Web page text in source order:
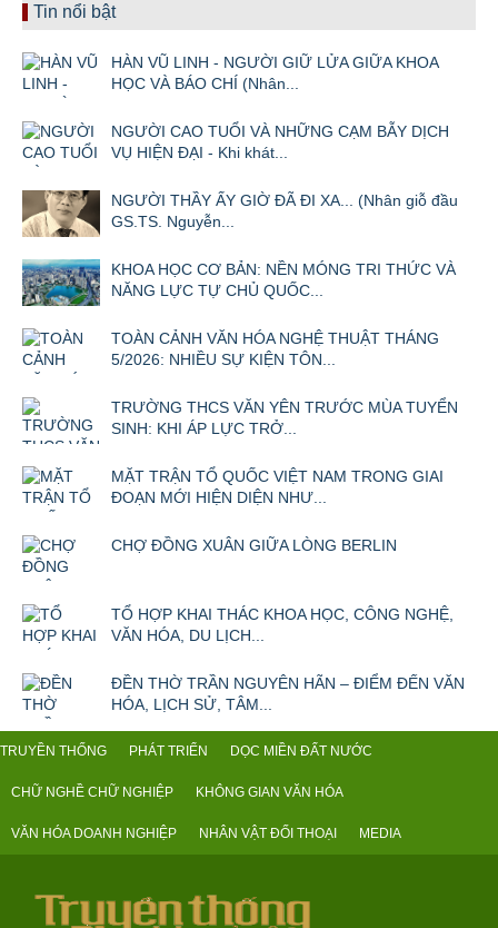
Tin nổi bật
HÀN VŨ LINH - NGƯỜI GIỮ LỬA GIỮA KHOA
HỌC VÀ BÁO CHÍ (Nhân...
NGƯỜI CAO TUỔI VÀ NHỮNG CẠM BẪY DỊCH
VỤ HIỆN ĐẠI - Khi khát...
NGƯỜI THẦY ẤY GIỜ ĐÃ ĐI XA... (Nhân giỗ đầu
GS.TS. Nguyễn...
KHOA HỌC CƠ BẢN: NỀN MÓNG TRI THỨC VÀ
NĂNG LỰC TỰ CHỦ QUỐC...
TOÀN CẢNH VĂN HÓA NGHỆ THUẬT THÁNG
5/2026: NHIỀU SỰ KIỆN TÔN...
TRƯỜNG THCS VĂN YÊN TRƯỚC MÙA TUYỂN
SINH: KHI ÁP LỰC TRỞ...
MẶT TRẬN TỔ QUỐC VIỆT NAM TRONG GIAI
ĐOẠN MỚI HIỆN DIỆN NHƯ...
CHỢ ĐỒNG XUÂN GIỮA LÒNG BERLIN
TỔ HỢP KHAI THÁC KHOA HỌC, CÔNG NGHỆ,
VĂN HÓA, DU LỊCH...
ĐỀN THỜ TRẦN NGUYÊN HÃN – ĐIỂM ĐẾN VĂN
HÓA, LỊCH SỬ, TÂM...
TRUYỀN THỐNG PHÁT TRIỂN DỌC MIỀN ĐẤT NƯỚC
CHỮ NGHỀ CHỮ NGHIỆP KHÔNG GIAN VĂN HÓA
VĂN HÓA DOANH NGHIỆP NHÂN VẬT ĐỐI THOẠI MEDIA